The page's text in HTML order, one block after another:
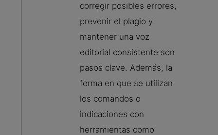
corregir posibles errores,
prevenir el plagio y
mantener una voz
editorial consistente son
pasos clave. Además, la
forma en que se utilizan
los comandos o
indicaciones con
herramientas como